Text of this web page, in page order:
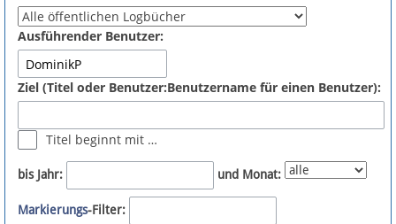
Fördermitglied werden
Fehler melden
Newsletter
Bluesky
Ausführender Benutzer:
Ziel (Titel oder Benutzer:Benutzername für einen Benutzer):
Titel beginnt mit …
bis Jahr: und Monat:
Markierungs-Filter: